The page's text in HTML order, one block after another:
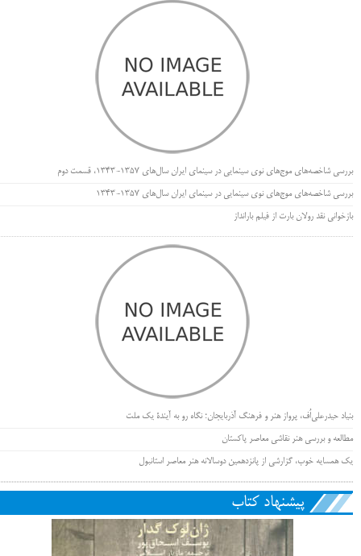
بررسی شاخصه‌های موج‌های نوی سینمایی در سینمای ایران سال‌های 1357-1343، قسمت دوم
بررسی شاخصه‌های موج‌های نوی سینمایی در سینمای ایران سال‌های 1357-1343
بازخوانی نقد رولان بارت از فیلم بارانداز
بنیاد حیدرعلی‌اُف، پرواز هنر و فرهنگ آذربایجان؛ نگاه رو به آیندۀ یک ملت
مطالعه و بررسی هنر نقاشی معاصر پاکستان
یک همسایه خوب، گزارشی از پانزدهمین دوسالانه هنر معاصر استانبول
پیشنهاد کتاب